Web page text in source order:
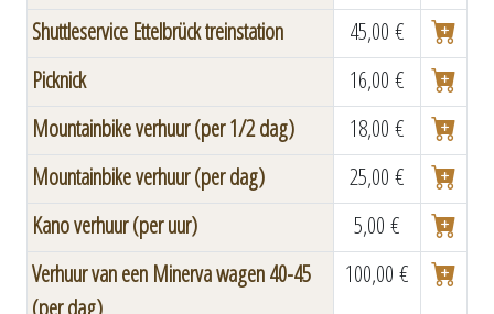
Shuttleservice Ettelbrück treinstation
45,00 €
Picknick
16,00 €
Mountainbike verhuur (per 1/2 dag)
18,00 €
Mountainbike verhuur (per dag)
25,00 €
Kano verhuur (per uur)
5,00 €
Verhuur van een Minerva wagen 40-45
(per dag)
100,00 €